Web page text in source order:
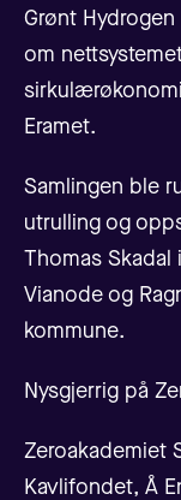
Grønt Hydrogen
om
Eramet.
Samlingen ble
utrulling og
Thomas Skadal
Vianode og
kommune.
Nysgjerrig på
Zeroakademiet
Kavlifondet, Å